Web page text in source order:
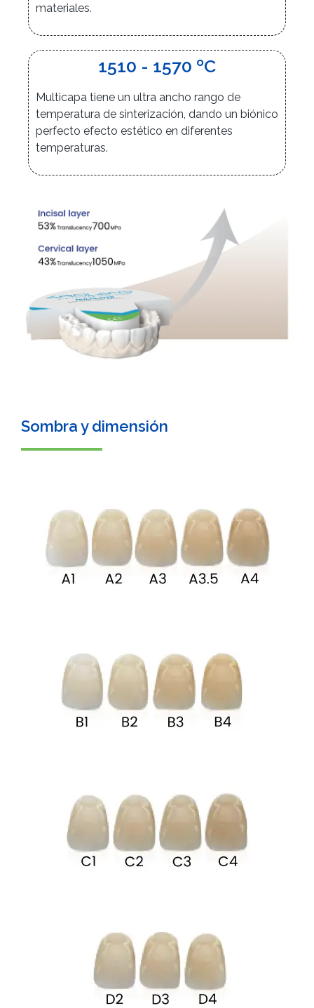
materiales.
1510 - 1570 ºC
Multicapa tiene un ultra ancho rango de
temperatura de sinterización, dando un biónico
perfecto efecto estético en diferentes
temperaturas.
Sombra y dimensión